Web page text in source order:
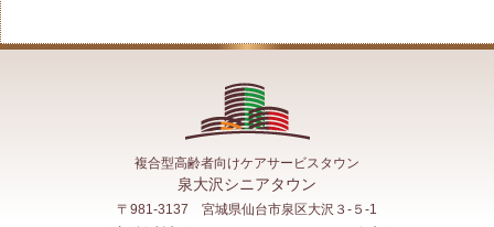
複合型高齢者向けケアサービスタウン
泉大沢シニアタウン
〒981-3137 宮城県仙台市泉区大沢３-５-1